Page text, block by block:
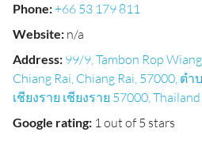
Phone:+66 53 179 811
Website: n/a
Address: 99/9, Tambon Rop
Chiang Rai, Chiang Rai, 57000, ตำ
เชียงราย เชียงราย 57000, Thailand
Google rating: 1 out of 5 stars